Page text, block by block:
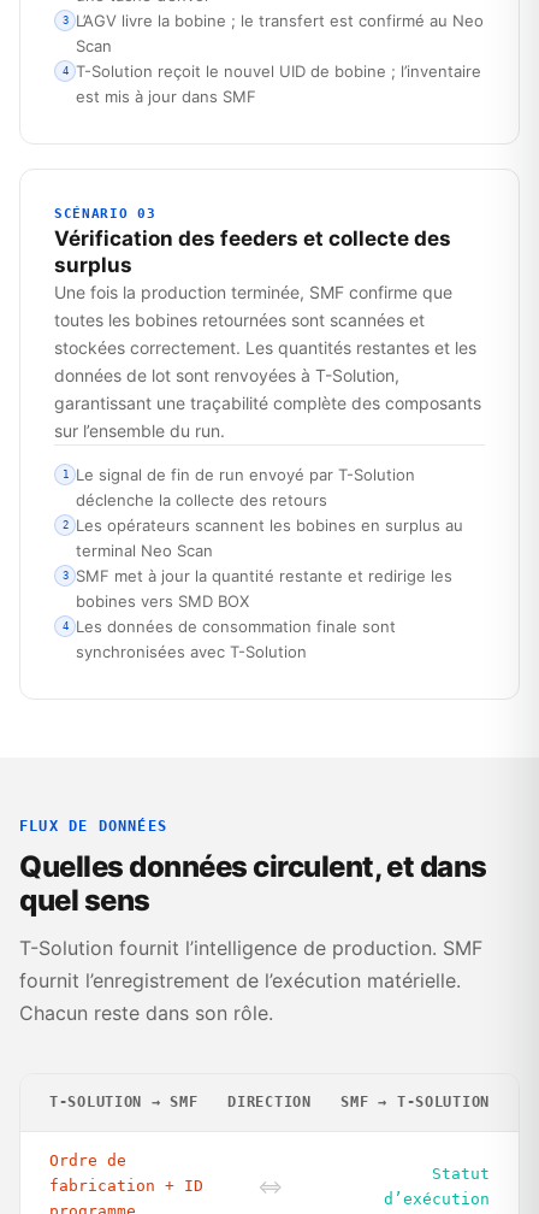
3
L’AGV livre la bobine ; le transfert est confirmé au Neo
Scan
4
T-Solution reçoit le nouvel UID de bobine ; l’inventaire
est mis à jour dans SMF
SCÉNARIO 03
Vérification des feeders et collecte des
surplus
Une fois la production terminée, SMF confirme que
toutes les bobines retournées sont scannées et
stockées correctement. Les quantités restantes et les
données de lot sont renvoyées à T-Solution,
garantissant une traçabilité complète des composants
sur l’ensemble du run.
1
Le signal de fin de run envoyé par T-Solution
déclenche la collecte des retours
2
Les opérateurs scannent les bobines en surplus au
terminal Neo Scan
3
SMF met à jour la quantité restante et redirige les
bobines vers SMD BOX
4
Les données de consommation finale sont
synchronisées avec T-Solution
FLUX DE DONNÉES
Quelles données circulent, et dans
quel sens
T-Solution fournit l’intelligence de production. SMF
fournit l’enregistrement de l’exécution matérielle.
Chacun reste dans son rôle.
T-SOLUTION → SMF DIRECTION SMF → T-SOLUTION
Ordre de
fabrication + ID
⇔
Statut
d’exécution